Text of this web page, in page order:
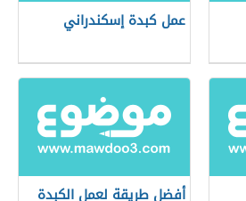
عمل كبدة إسكندراني
أفضل طريقة لعمل الكبدة